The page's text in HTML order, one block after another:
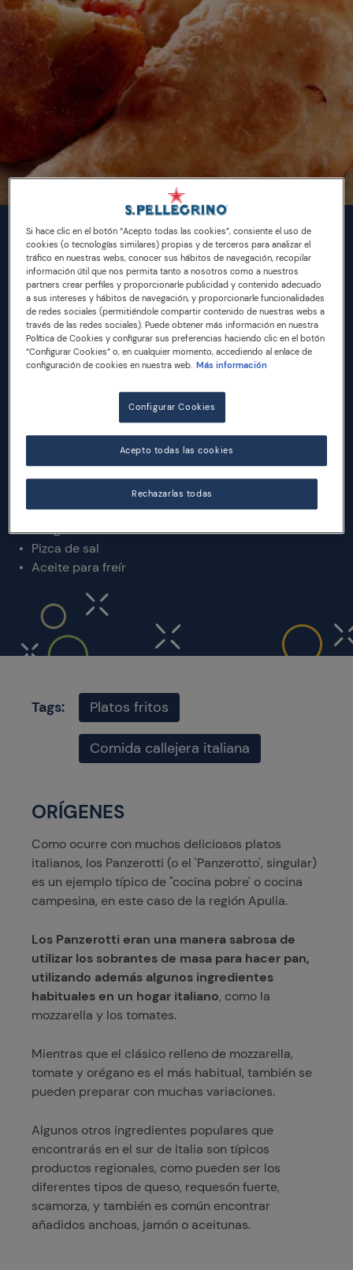
INGREDIENTES
Para hacer aproximadamente 20 Panzerotti
570 ml de agua tibia
500 g de harina tipo 00 (o harina normal)
500 g de harina Manitoba (o harina de fuerza para
7 g (1 sobre) de levadura seca activa
1 cuchara sopera de aceite de oliva virgen extra
3 ½ cucharaditas de sal
2 cucharaditas de azúcar
500 g de mozzarella
200 g de puré de tomate
Orégano seco
Pizca de sal
Aceite para freír
Tags: Platos fritos
Comida callejera italiana
ORÍGENES
Como ocurre con muchos deliciosos platos
italianos, los Panzerotti (o el 'Panzerotto', singular)
es un ejemplo típico de "cocina pobre' o cocina
campesina, en este caso de la región Apulia.
Los Panzerotti eran una manera sabrosa de
utilizar los sobrantes de masa para hacer pan,
utilizando además algunos ingredientes
habituales en un hogar italiano, como la
mozzarella y los tomates.
Mientras que el clásico relleno de mozzarella,
tomate y orégano es el más habitual, también se
pueden preparar con muchas variaciones.
Algunos otros ingredientes populares que
encontrarás en el sur de Italia son típicos
productos regionales, como pueden ser los
diferentes tipos de queso, requesón fuerte,
scamorza, y también es común encontrar
añadidos anchoas, jamón o aceitunas.
Si hace clic en el botón “Acepto todas las cookies”, consiente el uso de
cookies (o tecnologías similares) propias y de terceros para analizar el
tráfico en nuestras webs, conocer sus hábitos de navegación, recopilar
información útil que nos permita tanto a nosotros como a nuestros
partners crear perfiles y proporcionarle publicidad y contenido adecuado
a sus intereses y hábitos de navegación, y proporcionarle funcionalidades
de redes sociales (permitiéndole compartir contenido de nuestras webs a
través de las redes sociales). Puede obtener más información en nuestra
Política de Cookies y configurar sus preferencias haciendo clic en el botón
“Configurar Cookies” o, en cualquier momento, accediendo al enlace de
configuración de cookies en nuestra web. Más información
Configurar Cookies
Rechazarlas todas
Acepto todas las cookies